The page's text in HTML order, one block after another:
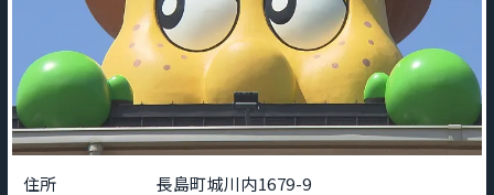
住所 長島町城川内1679-9